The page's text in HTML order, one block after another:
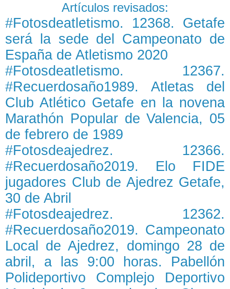
Artículos revisados:
#Fotosdeatletismo. 12368. Getafe
será la sede del Campeonato de
España de Atletismo 2020
#Fotosdeatletismo. 12367.
#Recuerdosaño1989. Atletas del
Club Atlético Getafe en la novena
Marathón Popular de Valencia, 05
de febrero de 1989
#Fotosdeajedrez. 12366.
#Recuerdosaño2019. Elo FIDE
jugadores Club de Ajedrez Getafe,
30 de Abril
#Fotosdeajedrez. 12362.
#Recuerdosaño2019. Campeonato
Local de Ajedrez, domingo 28 de
abril, a las 9:00 horas. Pabellón
Polideportivo Complejo Deportivo